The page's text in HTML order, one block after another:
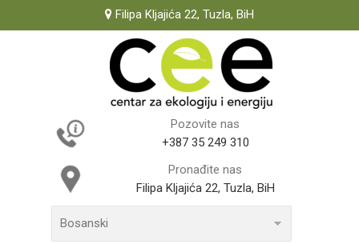
Filipa Kljajića 22, Tuzla, BiH
Pozovite nas
+387 35 249 310
Pronađite nas
Filipa Kljajića 22, Tuzla, BiH